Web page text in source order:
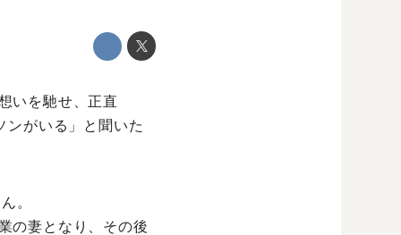
いを馳せ、正直
ンがいる」と聞いた
。
の妻となり、その後